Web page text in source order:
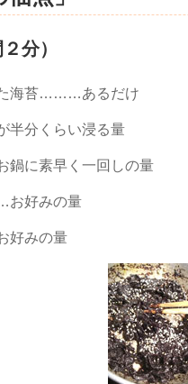
分）
海苔………あるだけ
分くらい浸る量
に素早く一回しの量
好みの量
みの量